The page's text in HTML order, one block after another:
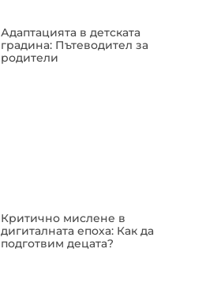
Адаптацията в детската
градина: Пътеводител за
родители
Критично мислене в
дигиталната епоха: Как да
подготвим децата?